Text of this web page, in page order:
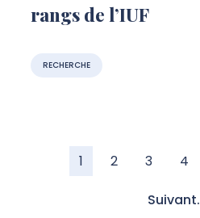
rangs de l’IUF
RECHERCHE
1 2 3 4
Suivant.